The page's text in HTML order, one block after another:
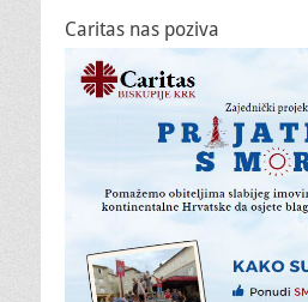
Caritas nas poziva